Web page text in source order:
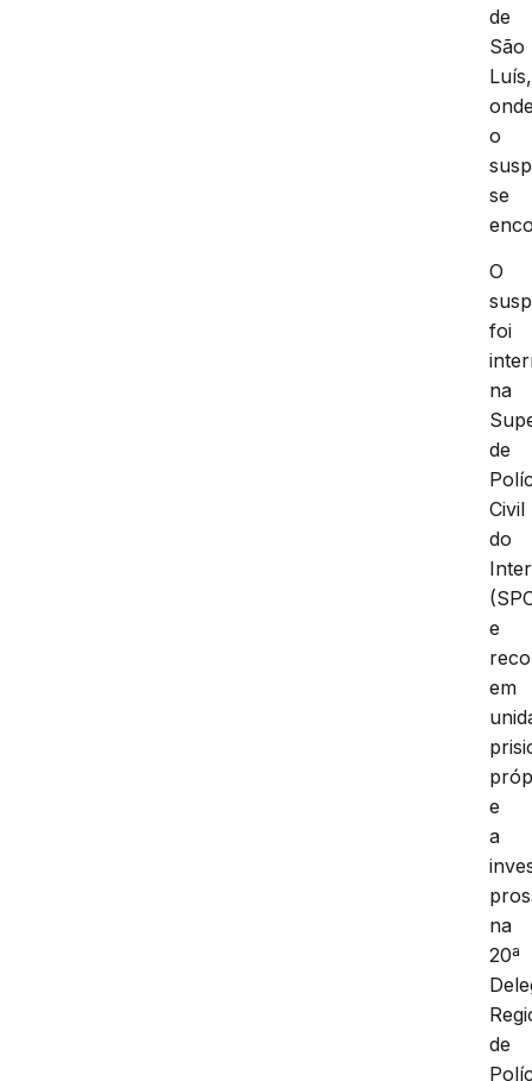
de
São
Luís,
o
se
O
foi
na
de
Civil
do
e
em
e
a
na
20ª
de